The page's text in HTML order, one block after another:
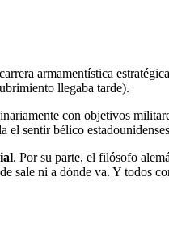
armamentística
llegaba tarde).
con objetivos
el sentir bélico
. Por su parte, el filósofo
sale ni a dónde va. Y todos